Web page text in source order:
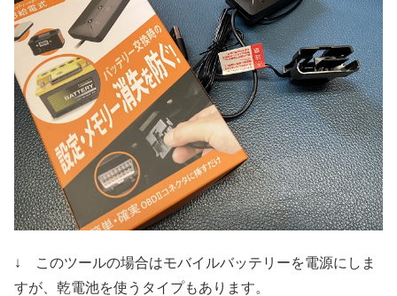
↓ このツールの場合はモバイルバッテリーを電源にしま
すが、乾電池を使うタイプもあります。